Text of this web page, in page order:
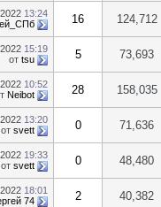
13:24
16 124,712
15:19
от tsu 5 73,693
10:52
Neibot 28 158,035
13:20
от svett 0 71,636
19:33
от svett 0 48,480
18:01
74 2 40,382